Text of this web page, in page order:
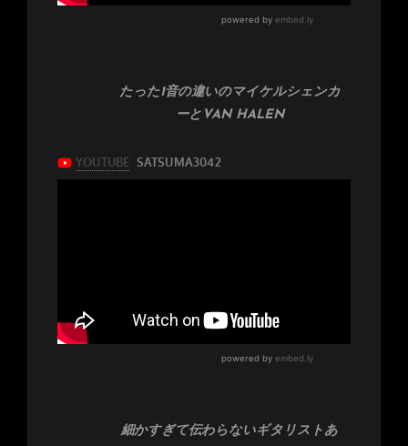
たった1音の違いのマイケルシェンカ
ーとVAN HALEN
細かすぎて伝わらないギタリストあ